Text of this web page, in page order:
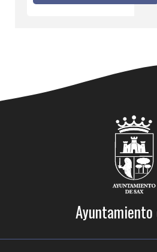
Ayuntamiento